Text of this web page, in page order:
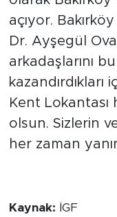
açıyor.
Dr. Ayşegül
arkadaşlarını
Kent Lokantası
olsun. Sizlerin
her zaman
Kaynak: İGF